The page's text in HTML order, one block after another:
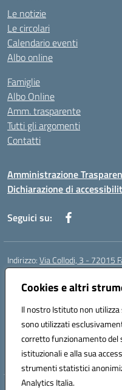
Cookies e altri
Il nostro Istituto non
sono utilizzati
corretto funzionamento del
istituzionali e alla sua
strumenti statistici
Analytics Italia.
Le notizie
Le circolari
Calendario eventi
Albo online
Famiglie
Albo Online
Amm. trasparente
Tutti gli argomenti
Contatti
Amministrazione
Dichiarazione di
Seguici su:
Indirizzo:Via Collodi, 3 - 72015
Centralino:
Posta elettronica certificata
Codice fiscale: 90059320748
Codice meccanografico:
Codice Indice delle Pubbliche
Codice unico di fatturazione